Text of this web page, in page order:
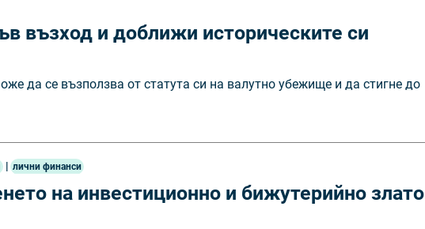
възход и доближи историческите си
да се възползва от статута си на валутно убежище и да стигне до
| лични финанси
на инвестиционно и бижутерийно злато